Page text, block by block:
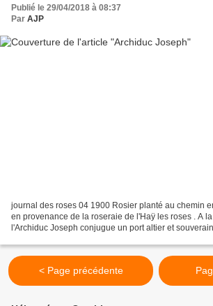
Publié le 29/04/2018 à 08:37
Par AJP
journal des roses 04 1900 Rosier planté au chemin
en provenance de la roseraie de l'Haÿ les roses . A
l'Archiduc Joseph conjugue un port altier et
< Page précédente